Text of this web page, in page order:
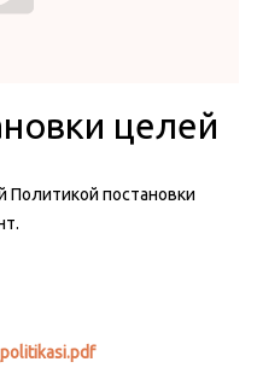
целей
Политикой постановки